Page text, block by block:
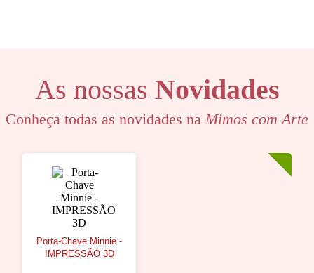
As nossas Novidades
Conheça todas as novidades na Mimos com Arte
Porta-Chave Minnie -
IMPRESSÃO 3D